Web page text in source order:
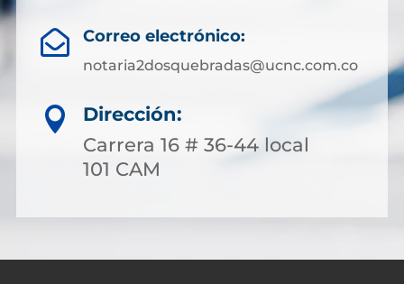
 Correo electrónico:
notaria2dosquebradas@ucnc.com.co

Dirección:
Carrera 16 # 36-44 local
101 CAM